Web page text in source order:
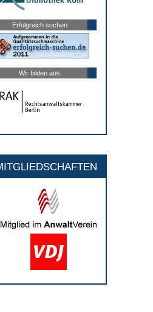
Erfolgreich suchen
Wir bilden aus